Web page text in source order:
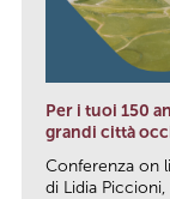
Per i tuoi 150
grandi città
Conferenza on
di Lidia